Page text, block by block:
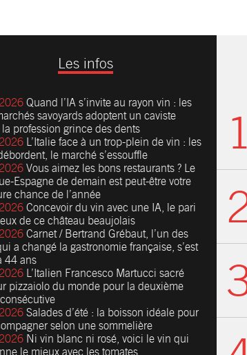
Les infos
Quand l’IA s’invite au rayon vin : les
savoyards adoptent un caviste
profession grince des dents
L’Italie face à un trop-plein de vin : les
le marché s’essouffle
Vous aimez les bons restaurants ? Le
Espagne de demain est peut-être votre
chance de l’année
Concevoir du vin avec une IA, le pari
de ce château beaujolais
Carnet / Bertrand Grébaut, l’un des
a changé la gastronomie française, s’est
44 ans
L’Italien Francesco Martucci sacré
pizzaiolo du monde pour la deuxième
Salades d’été : la boisson idéale pour
selon une sommelière
Ni vin blanc ni rosé, voici le vin qui
le mieux avec les tomates